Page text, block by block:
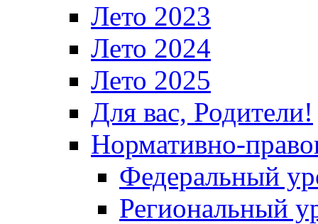
Лето 2023
Лето 2024
Лето 2025
Для вас, Родители!
Нормативно-
Федеральный
Региональный